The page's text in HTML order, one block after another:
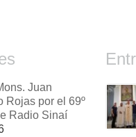
Juan
Rojas por el 69º
Radio Sinaí